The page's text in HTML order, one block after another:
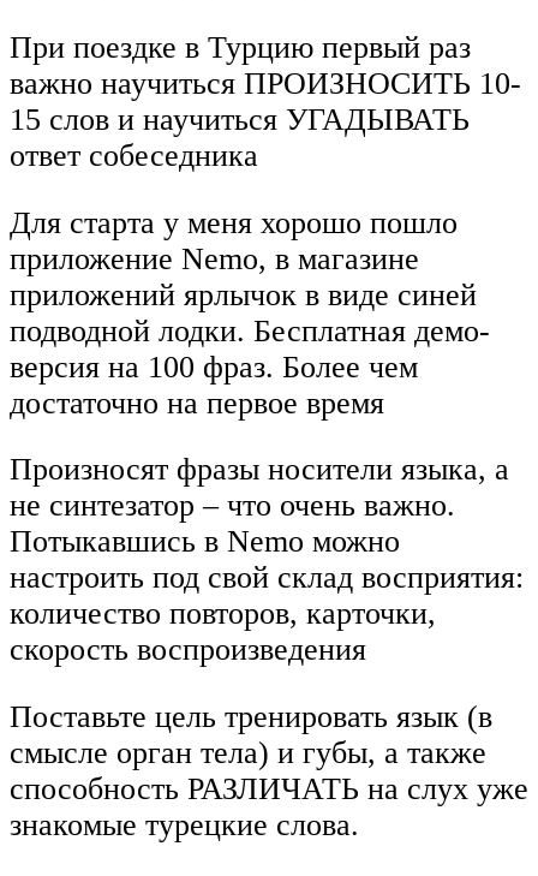
При поездке в Турцию первый раз
важно научиться ПРОИЗНОСИТЬ 10-
15 слов и научиться УГАДЫВАТЬ
ответ собеседника
Для старта у меня хорошо пошло
приложение Nemo, в магазине
приложений ярлычок в виде синей
подводной лодки. Бесплатная демо-
версия на 100 фраз. Более чем
достаточно на первое время
Произносят фразы носители языка, а
не синтезатор – что очень важно.
Потыкавшись в Nemo можно
настроить под свой склад восприятия:
количество повторов, карточки,
скорость воспроизведения
Поставьте цель тренировать язык (в
смысле орган тела) и губы, а также
способность РАЗЛИЧАТЬ на слух уже
знакомые турецкие слова.